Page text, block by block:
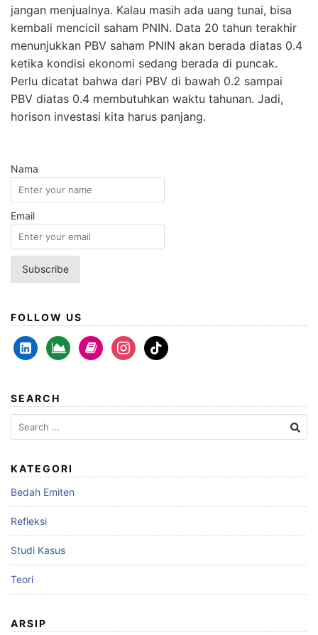
jangan menjualnya. Kalau masih ada uang tunai, bisa
kembali mencicil saham PNIN. Data 20 tahun terakhir
menunjukkan PBV saham PNIN akan berada diatas 0.4
ketika kondisi ekonomi sedang berada di puncak.
Perlu dicatat bahwa dari PBV di bawah 0.2 sampai
PBV diatas 0.4 membutuhkan waktu tahunan. Jadi,
horison investasi kita harus panjang.
Nama
Email
FOLLOW US
linkedin-
alt
area-
chart
book instagramtiktok
SEARCH
Search
for:
KATEGORI
Bedah Emiten
Refleksi
Studi Kasus
Teori
ARSIP